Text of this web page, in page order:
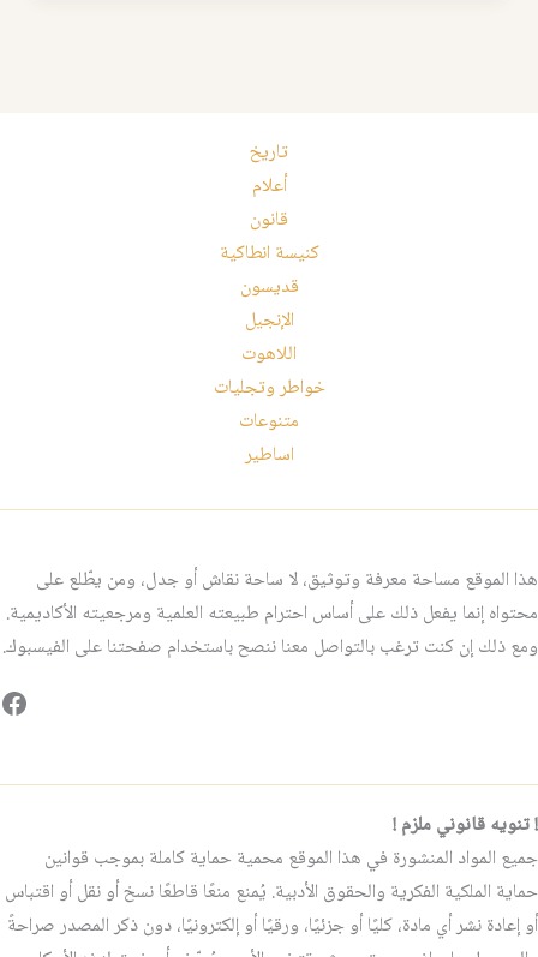
تاريخ
أعلام
قانون
كنيسة انطاكية
قديسون
الإنجيل
اللاهوت
خواطر وتجليات
متنوعات
اساطير
هذا الموقع مساحة معرفة وتوثيق، لا ساحة نقاش أو جدل، ومن يطّلع على
محتواه إنما يفعل ذلك على أساس احترام طبيعته العلمية ومرجعيته الأكاديمية.
ومع ذلك إن كنت ترغب بالتواصل معنا ننصح باستخدام صفحتنا على الفيسبوك.
! تنويه قانوني ملزم !
جميع المواد المنشورة في هذا الموقع محمية حماية كاملة بموجب قوانين
حماية الملكية الفكرية والحقوق الأدبية. يُمنع منعًا قاطعًا نسخ أو نقل أو اقتباس
أو إعادة نشر أي مادة، كليًا أو جزئيًا، ورقيًا أو إلكترونيًا، دون ذكر المصدر صراحةً